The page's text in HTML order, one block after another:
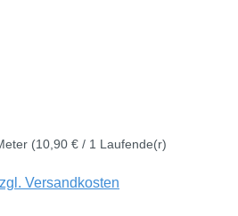
(10,90 € / 1 Laufende(r)
Versandkosten